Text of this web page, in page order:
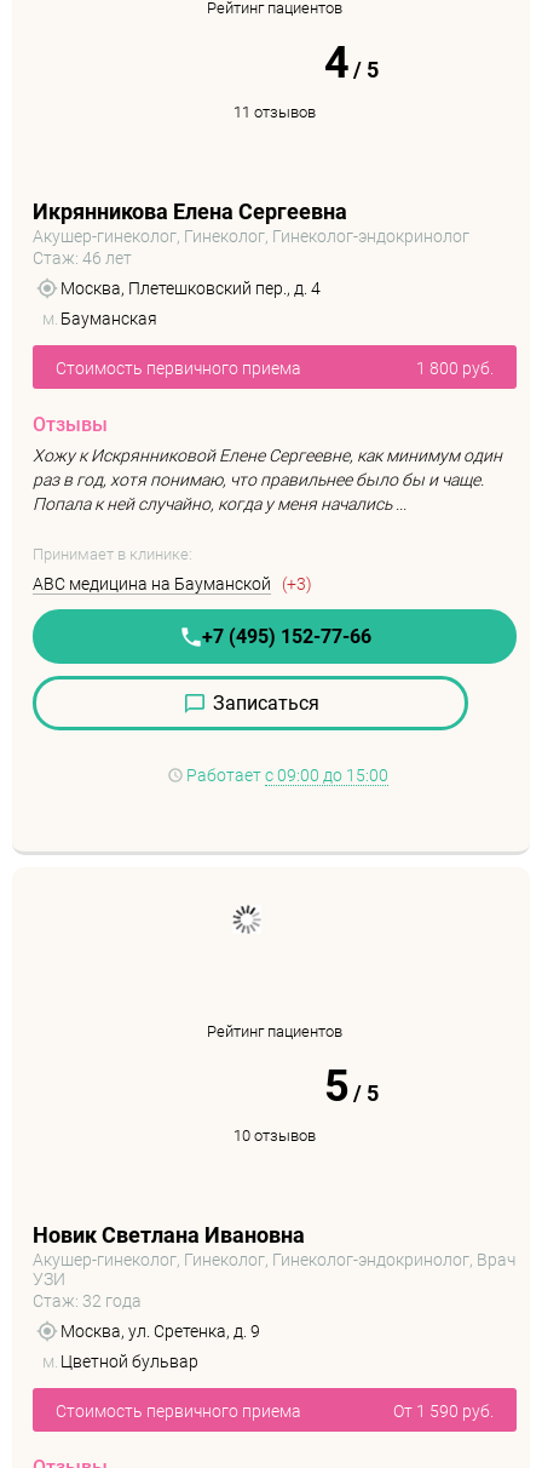
Рейтинг пациентов
4/5
11 отзывов
Икрянникова Елена Сергеевна
Акушер-гинеколог, Гинеколог, Гинеколог-эндокринолог
Стаж: 46 лет
Москва, Плетешковский пер., д. 4
м. Бауманская
Стоимость первичного приема 1 800 руб.
Отзывы
Хожу к Искрянниковой Елене Сергеевне, как минимум один
раз в год, хотя понимаю, что правильнее было бы и чаще.
Попала к ней случайно, когда у меня начались ...
Принимает в клинике:
ABC медицина на Бауманской (+3)
+7 (495) 152-77-66
Записаться
Работает с 09:00 до 15:00
Рейтинг пациентов
5/5
10 отзывов
Новик Светлана Ивановна
Акушер-гинеколог, Гинеколог, Гинеколог-эндокринолог, Врач
УЗИ
Стаж: 32 года
Москва, ул. Сретенка, д. 9
м. Цветной бульвар
Стоимость первичного приема От 1 590 руб.